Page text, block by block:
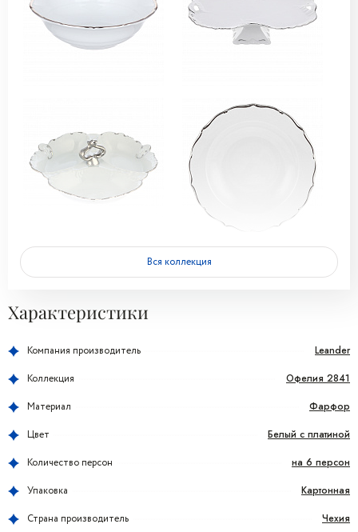
Вся коллекция
Характеристики
Компания производитель Leander
Коллекция Офелия 2841
Материал Фарфор
Цвет Белый с платиной
Количество персон на 6 персон
Упаковка Картонная
Страна производитель Чехия